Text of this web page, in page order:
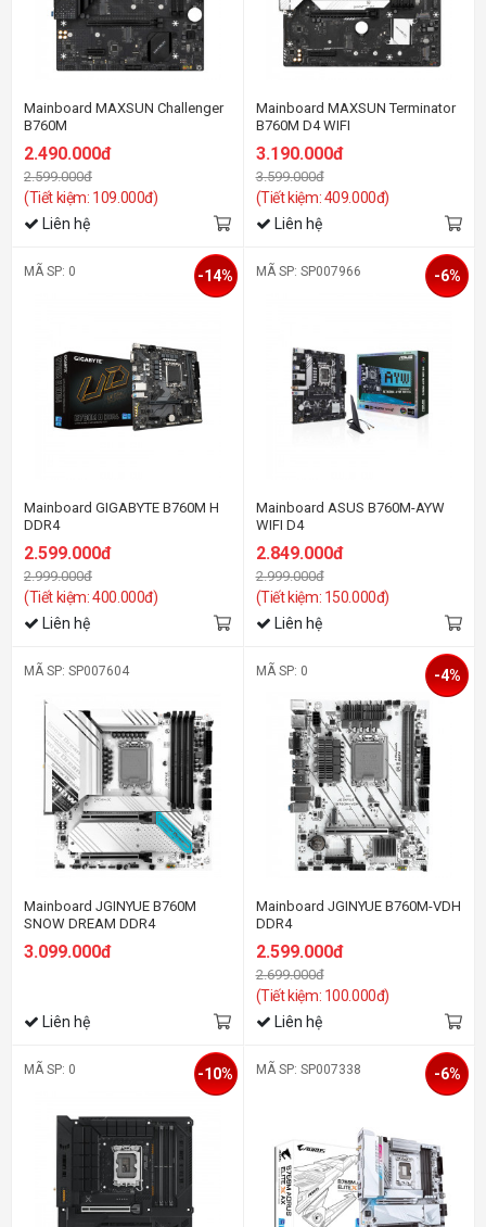
Mainboard MAXSUN Challenger
B760M
2.490.000đ
2.599.000đ
(Tiết kiệm: 109.000đ)
Liên hệ
Mainboard MAXSUN Terminator
B760M D4 WIFI
3.190.000đ
3.599.000đ
(Tiết kiệm: 409.000đ)
Liên hệ
MÃ SP: 0
Mainboard GIGABYTE B760M H
DDR4
2.599.000đ
2.999.000đ
(Tiết kiệm: 400.000đ)
-14%
Liên hệ
MÃ SP: SP007966
Mainboard ASUS B760M-AYW
WIFI D4
2.849.000đ
2.999.000đ
(Tiết kiệm: 150.000đ)
-6%
Liên hệ
MÃ SP: SP007604
Mainboard JGINYUE B760M
SNOW DREAM DDR4
3.099.000đ
Liên hệ
MÃ SP: 0
Mainboard JGINYUE B760M-VDH
DDR4
2.599.000đ
2.699.000đ
(Tiết kiệm: 100.000đ)
-4%
Liên hệ
MÃ SP: 0 -10% MÃ SP: SP007338 -6%